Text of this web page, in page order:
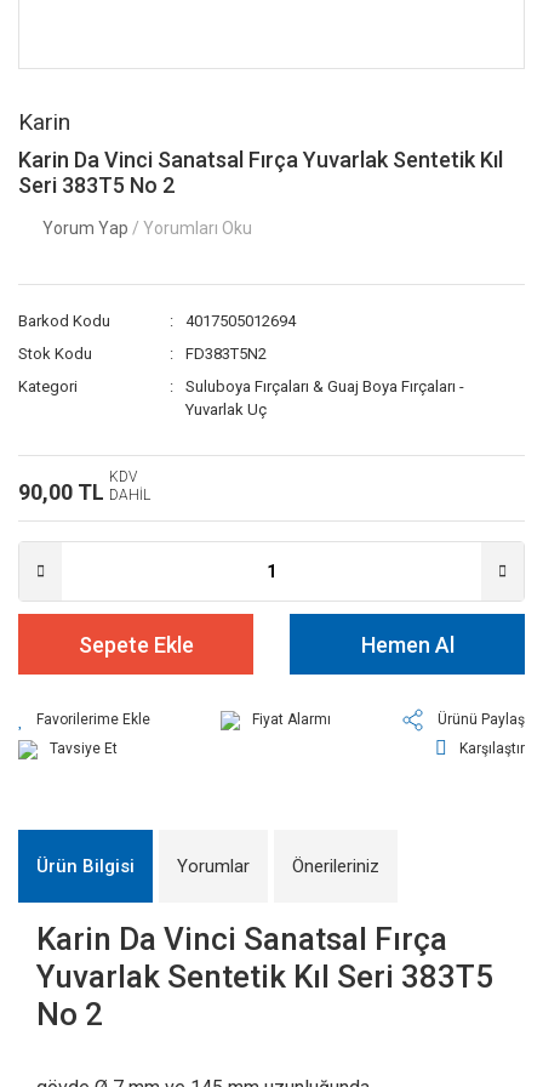
Karin
Karin Da Vinci Sanatsal Fırça Yuvarlak Sentetik Kıl
Seri 383T5 No 2
Yorum Yap / Yorumları Oku
Barkod Kodu
4017505012694
Stok Kodu
FD383T5N2
Kategori
Suluboya Fırçaları & Guaj Boya Fırçaları -
Yuvarlak Uç
90,00 TL
KDV
DAHİL
Sepete Ekle Hemen Al
Fiyat Alarmı
Ürünü Paylaş
Tavsiye Et
Karşılaştır
Ürün Bilgisi Yorumlar Önerileriniz
Karin Da Vinci Sanatsal Fırça
Yuvarlak Sentetik Kıl Seri 383T5
No 2